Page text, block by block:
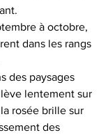
à octobre,
dans les rangs
des paysages
lentement sur
rosée brille sur
des